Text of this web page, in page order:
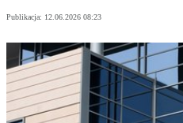
Publikacja: 12.06.2026 08:23